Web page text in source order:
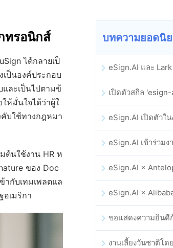
ทรอนิกส์
ได้กลายเป็
ป็นองค์ประกอบ
และเป็นไปตามข้
ห้มั่นใจได้ว่าผู้ใ
คับใช้ทางกฎหมา
ต้นใช้งาน HR ห
ของ Doc
ากับเทมเพลตแล
อเมริกา
บทความยอดนิ